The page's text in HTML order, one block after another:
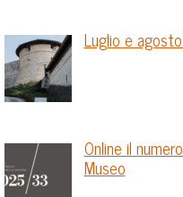
Luglio e
Online il
Museo